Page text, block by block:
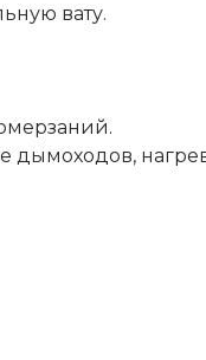
вату.
дымоходов,